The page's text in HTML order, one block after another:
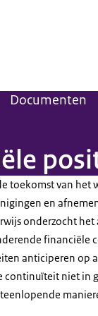
Documenten
toekomst van
en
onderzocht
financiële
anticiperen op
continuïteit niet in